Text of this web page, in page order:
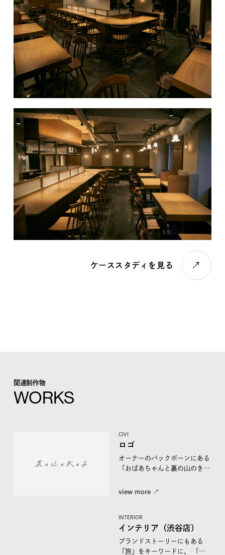
ケーススタディを見る
関連制作物
WORKS
CIVI
ロゴ
オーナーのバックボーンにある
「おばあちゃんと裏の山のきの
モ...
view more ↗︎
INTERIOR
インテリア（渋谷店）
ブランドストーリーにもある
「旅」をキーワードに、 「旅